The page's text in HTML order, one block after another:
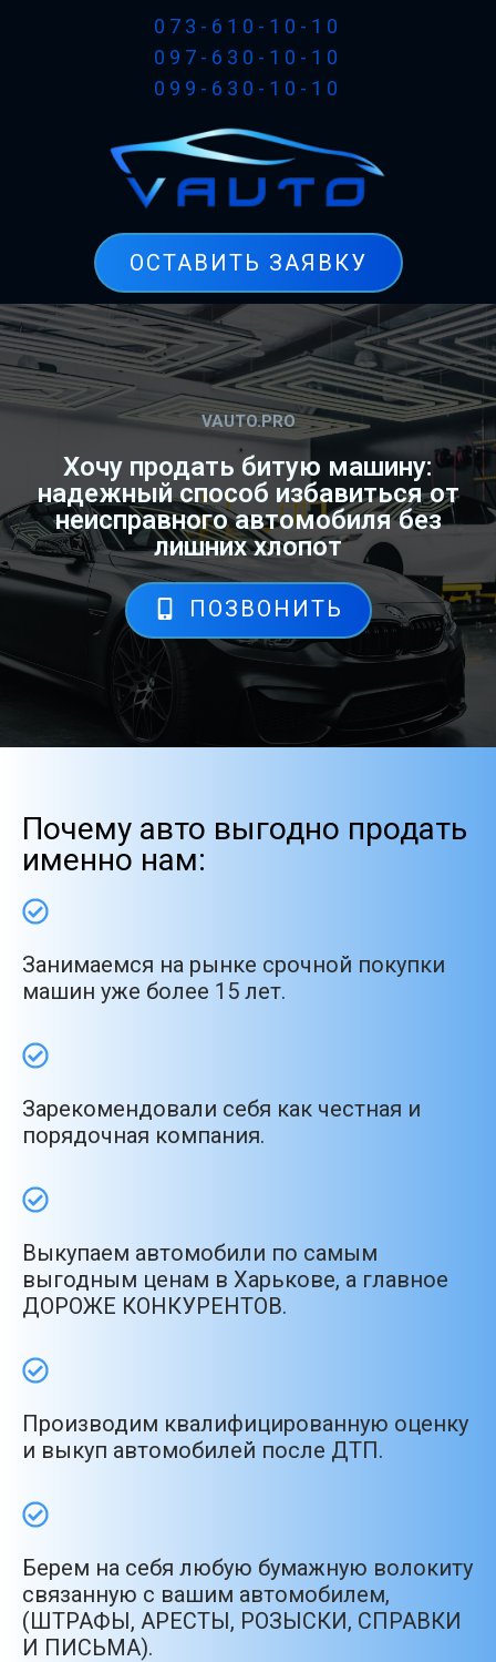
073-610-10-10
097-630-10-10
099-630-10-10
ОСТАВИТЬ ЗАЯВКУ
VAUTO.PRO
Хочу продать битую машину:
надежный способ избавиться от
неисправного автомобиля без
лишних хлопот
ПОЗВОНИТЬ
Почему авто выгодно продать
именно нам:
Занимаемся на рынке срочной покупки
машин уже более 15 лет.
Зарекомендовали себя как честная и
порядочная компания.
Выкупаем автомобили по самым
выгодным ценам в Харькове, а главное
ДОРОЖЕ КОНКУРЕНТОВ.
Производим квалифицированную оценку
и выкуп автомобилей после ДТП.
Берем на себя любую бумажную волокиту
связанную с вашим автомобилем,
(ШТРАФЫ, АРЕСТЫ, РОЗЫСКИ, СПРАВКИ
И ПИСЬМА).